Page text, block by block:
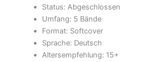
Status: Abgeschlossen
Umfang: 5 Bände
Format: Softcover
Sprache: Deutsch
Altersempfehlung: 15+